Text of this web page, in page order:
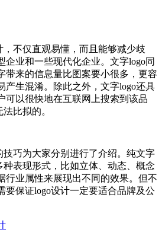
，不仅直观易懂，而且能够减少歧
企业和一些现代化企业。文字logo同
带来的信息量比图案要小很多，更容
产生混淆。除此之外，文字logo还具
可以很快地在互联网上搜索到该品
比拟的。
技巧为大家分别进行了介绍。纯文字
种表现形式，比如立体、动态、概念
行业属性来展现出不同的效果。但不
要保证logo设计一定要适合品牌及公